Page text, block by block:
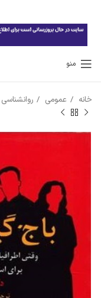
منو
خانه عمومی روانشناسی